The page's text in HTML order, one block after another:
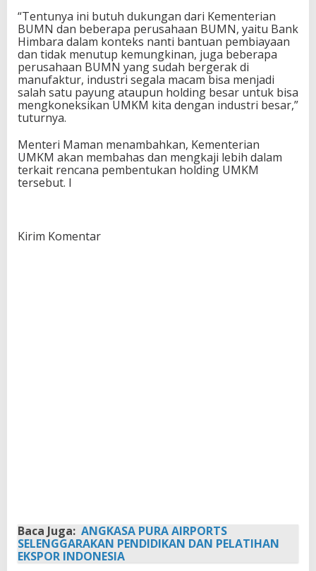
“Tentunya ini butuh dukungan dari Kementerian
BUMN dan beberapa perusahaan BUMN, yaitu Bank
Himbara dalam konteks nanti bantuan pembiayaan
dan tidak menutup kemungkinan, juga beberapa
perusahaan BUMN yang sudah bergerak di
manufaktur, industri segala macam bisa menjadi
salah satu payung ataupun holding besar untuk bisa
mengkoneksikan UMKM kita dengan industri besar,”
tuturnya.
Menteri Maman menambahkan, Kementerian
UMKM akan membahas dan mengkaji lebih dalam
terkait rencana pembentukan holding UMKM
tersebut. I
Kirim Komentar
Baca Juga: ANGKASA PURA AIRPORTS
SELENGGARAKAN PENDIDIKAN DAN PELATIHAN
EKSPOR INDONESIA